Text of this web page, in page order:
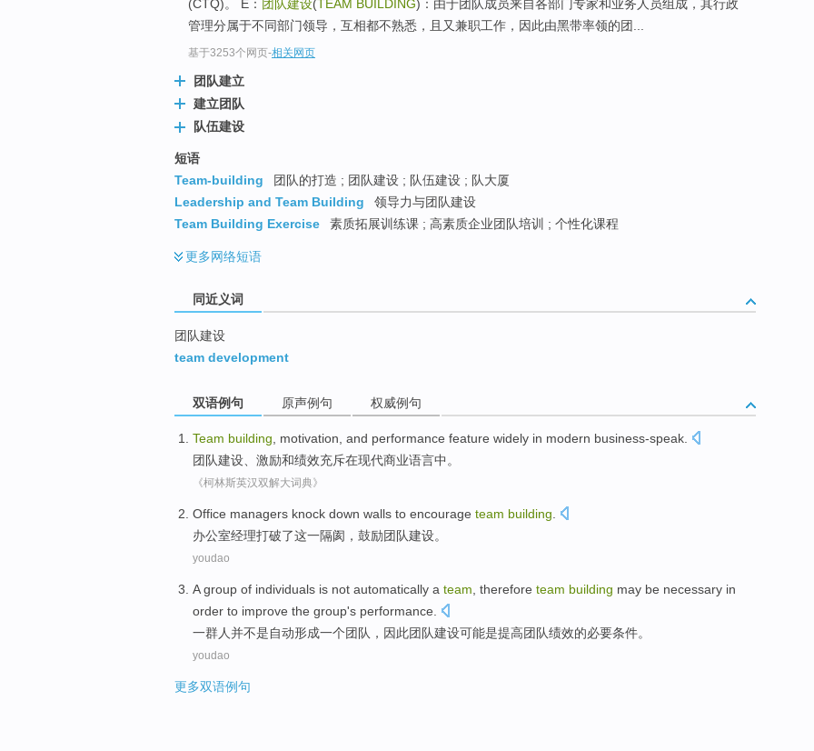
(CTQ)。 E： 团队建设(TEAM BUILDING)：由于团队成员来自各部门专家和业务人员组成，其行政
管理分属于不同部门领导，互相都不熟悉，且又兼职工作，因此由黑带率领的团...
基于3253个网页-相关网页
团队建立
建立团队
队伍建设
短语
Team-building
团队的打造 ; 团队建设 ; 队伍建设 ; 队大厦
Leadership and Team Building
领导力与团队建设
Team Building Exercise
素质拓展训练课 ; 高素质企业团队培训 ; 个性化课程
更多网络短语
同近义词
团队建设
team development
双语例句 原声例句 权威例句
Team building, motivation, and performance feature widely in modern business-speak.
团队建设、 激励和绩效充斥在现代商业语言中。
《柯林斯英汉双解大词典》
Office managers knock down walls to encourage team building
办公室经理打破了这一隔阂 ， 鼓励团队建设。
youdao
A group of individuals is not automatically a team therefore team building may be necessary in
order to improve the group's performance
一群人 并不是自动形成一个团队 ， 因此团队建设可能是提高团队绩效的必要条件。
youdao
更多双语例句